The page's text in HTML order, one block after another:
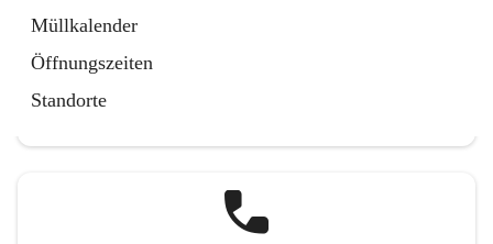
Müllkalender
Öffnungszeiten
Standorte